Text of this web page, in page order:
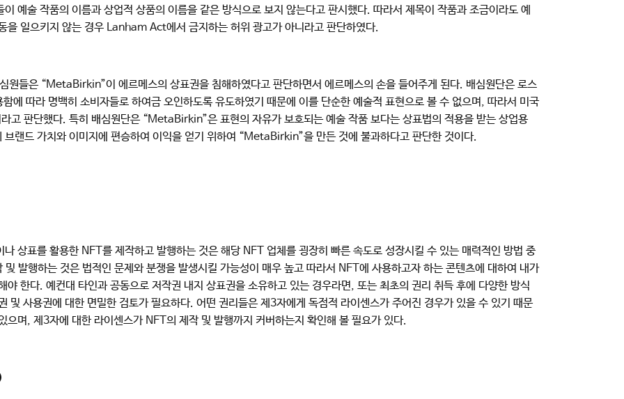
예술 작품의 이름과 상업적 상품의 이름을 같은 방식으로 보지 않는다고 판시했다. 따라서 제목이 작품과 조금이라도 예
을 일으키지 않는 경우 Lanham Act에서 금지하는 허위 광고가 아니라고 판단하였다.
원들은 “MetaBirkin”이 에르메스의 상표권을 침해하였다고 판단하면서 에르메스의 손을 들어주게 된다. 배심원단은 로스
에 따라 명백히 소비자들로 하여금 오인하도록 유도하였기 때문에 이를 단순한 예술적 표현으로 볼 수 없으며, 따라서 미국
고 판단했다. 특히 배심원단은 “MetaBirkin”은 표현의 자유가 보호되는 예술 작품 보다는 상표법의 적용을 받는 상업용
랜드 가치와 이미지에 편승하여 이익을 얻기 위하여 “MetaBirkin”을 만든 것에 불과하다고 판단한 것이다.
상표를 활용한 NFT를 제작하고 발행하는 것은 해당 NFT 업체를 굉장히 빠른 속도로 성장시킬 수 있는 매력적인 방법 중
발행하는 것은 법적인 문제와 분쟁을 발생시킬 가능성이 매우 높고 따라서 NFT에 사용하고자 하는 콘텐츠에 대하여 내가
야 한다. 예컨대 타인과 공동으로 저작권 내지 상표권을 소유하고 있는 경우라면, 또는 최초의 권리 취득 후에 다양한 방식
및 사용권에 대한 면밀한 검토가 필요하다. 어떤 권리들은 제3자에게 독점적 라이센스가 주어진 경우가 있을 수 있기 때문
으며, 제3자에 대한 라이센스가 NFT의 제작 및 발행까지 커버하는지 확인해 볼 필요가 있다.